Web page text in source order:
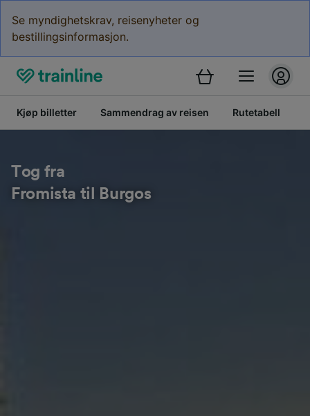
Se myndighetskrav, reisenyheter og
bestillingsinformasjon.
Kjøp billetter Sammendrag av reisen Rutetabell
Tog fra
Fromista til Burgos